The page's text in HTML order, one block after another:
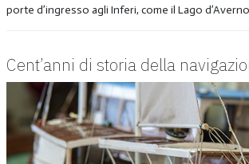
porte d’ingresso agli Inferi, come il Lago
Cent’anni di storia della